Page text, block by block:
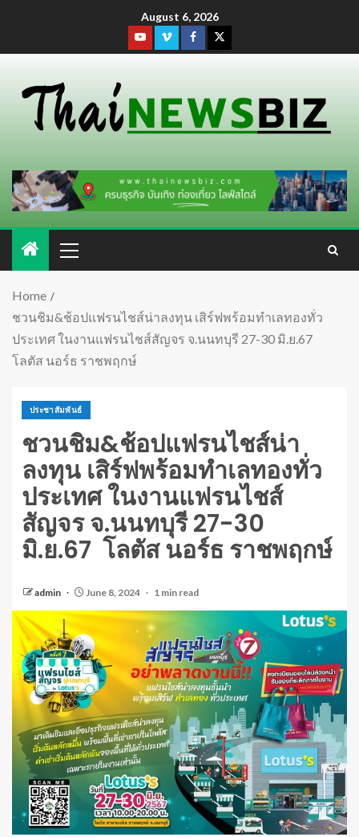
August 6, 2026
Home
ชวนชิม&ช้อปแฟรนไชส์น่าลงทุน เสิร์ฟพร้อมทำเลทองทั่ว
ประเทศ ในงานแฟรนไชส์สัญจร จ.นนทบุรี 27-30 มิ.ย.67
โลตัส นอร์ธ ราชพฤกษ์
ประชาสัมพันธ์
ชวนชิม&ช้อปแฟรนไชส์น่า
ลงทุน เสิร์ฟพร้อมทำเลทองทั่ว
ประเทศ ในงานแฟรนไชส์
สัญจร จ.นนทบุรี 27-30
มิ.ย.67 โลตัส นอร์ธ ราชพฤกษ์
admin June 8, 2024 1 min read